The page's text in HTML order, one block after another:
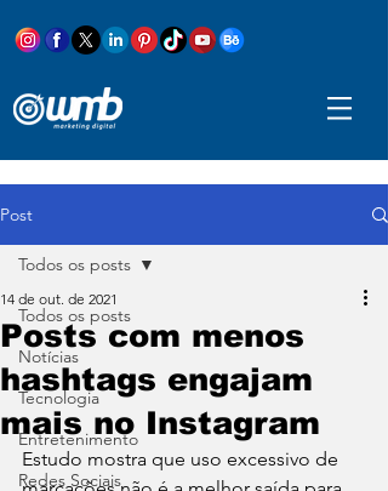
Post
Todos os posts
Notícias
Tecnologia
Entretenimento
Redes Sociais
Todos os posts
Posts com menos
hashtags engajam
mais no Instagram
14 de out. de 2021
Estudo mostra que uso excessivo de